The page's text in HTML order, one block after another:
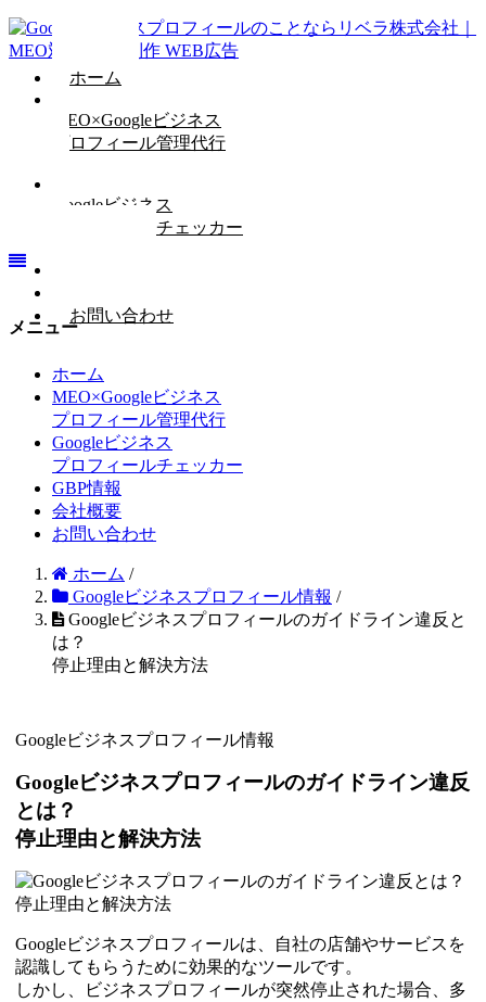
ホーム
MEO×Googleビジネス
プロフィール管理代行
Googleビジネス
プロフィールチェッカー
お問い合わせ
メニュー
ホーム
MEO×Googleビジネス
プロフィール管理代行
Googleビジネス
プロフィールチェッカー
GBP情報
会社概要
お問い合わせ
ホーム /
Googleビジネスプロフィール情報 /
Googleビジネスプロフィールのガイドライン違反と
は？
停止理由と解決方法
Googleビジネスプロフィール情報
Googleビジネスプロフィールのガイドライン違反
とは？
停止理由と解決方法
Googleビジネスプロフィールは、自社の店舗やサービスを
認識してもらうために効果的なツールです。
しかし、ビジネスプロフィールが突然停止された場合、多